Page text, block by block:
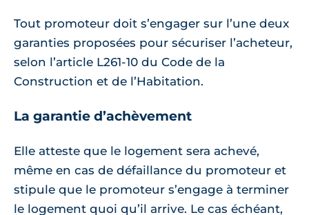
Tout promoteur doit s’engager sur l’une deux
garanties proposées pour sécuriser l’acheteur,
selon l’article L261-10 du Code de la
Construction et de l’Habitation.
La garantie d’achèvement
Elle atteste que le logement sera achevé,
même en cas de défaillance du promoteur et
stipule que le promoteur s’engage à terminer
le logement quoi qu’il arrive. Le cas échéant,